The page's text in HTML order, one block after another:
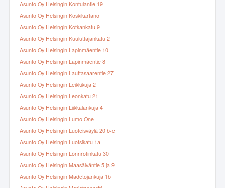
Asunto Oy Helsingin Kontulantie 19
Asunto Oy Helsingin Koskikartano
Asunto Oy Helsingin Kotkankatu 9
Asunto Oy Helsingin Kuuluttajankatu 2
Asunto Oy Helsingin Lapinmäentie 10
Asunto Oy Helsingin Lapinmäentie 8
Asunto Oy Helsingin Lauttasaarentie 27
Asunto Oy Helsingin Leikkikuja 2
Asunto Oy Helsingin Leonkatu 21
Asunto Oy Helsingin Liikkalankuja 4
Asunto Oy Helsingin Lumo One
Asunto Oy Helsingin Luoteisväylä 20 b-c
Asunto Oy Helsingin Luotsikatu 1a
Asunto Oy Helsingin Lönnrotinkatu 30
Asunto Oy Helsingin Maasälväntie 5 ja 9
Asunto Oy Helsingin Madetojankuja 1b